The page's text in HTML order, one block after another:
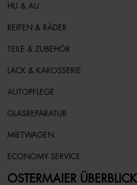
HU & AU
REIFEN & RÄDER
TEILE & ZUBEHÖR
LACK & KAROSSERIE
AUTOPFLEGE
GLASREPARATUR
MIETWAGEN
ECONOMY SERVICE
OSTERMAIER ÜBERBLICK